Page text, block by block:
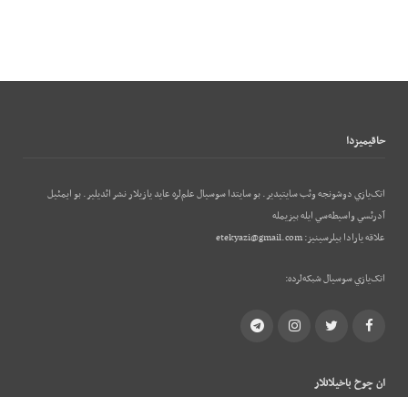
حاقيميزدا
اتک‌يازي دوشونجه وئب‌ سايتيدير. بو سايتدا سوسيال علم‌لره عايد يازيلار نشر ائديلير. بو ایمئيل
آدرئسي واسيطه‌سي ايله بيزيمله
علاقه يارادا بيلرسينيز:etekyazi@gmail.com
اتک‌يازي سوسيال شبکه‌لرده:
Facebook
Twitter
Instagram
Telegram
ان چوخ باخيلانلار